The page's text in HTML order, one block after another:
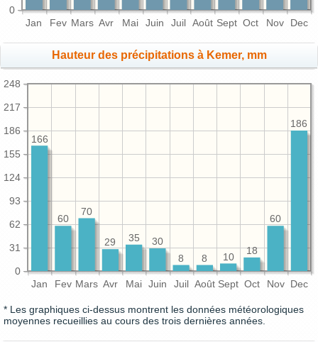
Jan Fev Mars Avr Mai Juin Juil Août Sept Oct Nov Dec
0
Hauteur des précipitations à Kemer, mm
Jan Fev Mars Avr Mai Juin Juil Août Sept Oct Nov Dec
0
31
62
93
124
155
186
217
248
186
60
18
10
8
8
30
35
29
70
60
166
* Les graphiques ci-dessus montrent les données météorologiques
moyennes recueillies au cours des trois dernières années.